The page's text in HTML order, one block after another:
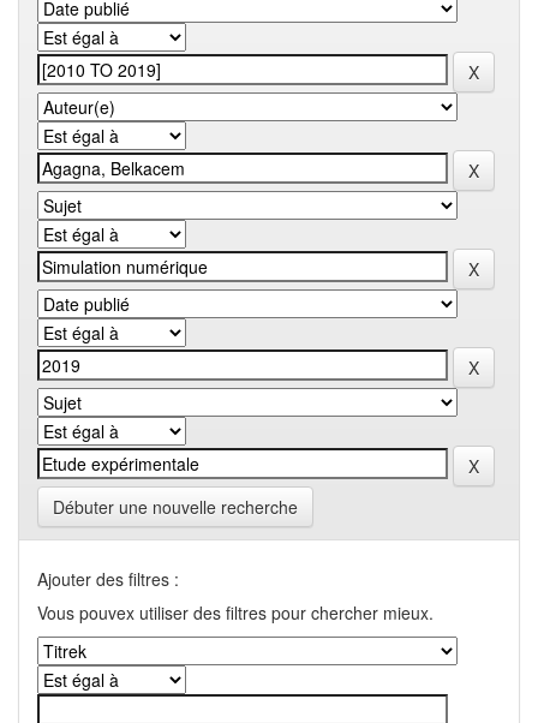
Débuter une nouvelle recherche
Ajouter des filtres :
Vous pouvex utiliser des filtres pour chercher mieux.